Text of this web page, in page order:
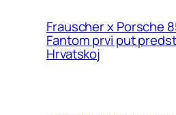
Frauscher x Porsche
Fantom prvi put
Hrvatskoj